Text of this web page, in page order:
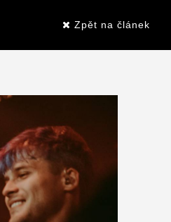
Zpět na článek